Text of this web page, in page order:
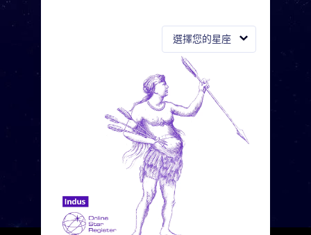
選擇您的星座